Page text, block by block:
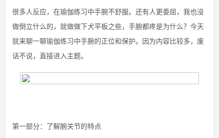
很多人反应，在瑜伽练习中手腕不舒服。还有人更委屈，我也没
做倒立什么的，就做做下犬平板之些，手腕都疼是为什么？今天
就来聊一聊瑜伽练习中手腕的正位和保护。因为内容比较多，废
话不说，直接进入主题。
第一部分：了解腕关节的特点